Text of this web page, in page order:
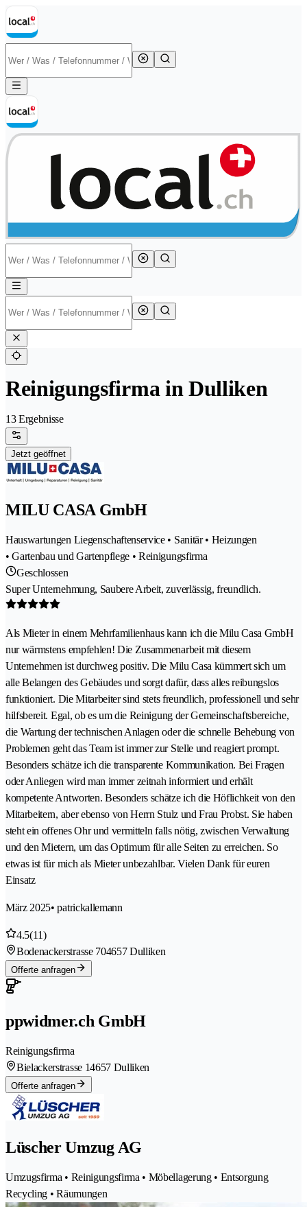
Reinigungsfirma in Dulliken
13 Ergebnisse
Jetzt geöffnet
MILU CASA GmbH
Hauswartungen Liegenschaftenservice • Sanitär • Heizungen
• Gartenbau und Gartenpflege • Reinigungsfirma
Geschlossen
Super Unternehmung, Saubere Arbeit, zuverlässig, freundlich.
Als Mieter in einem Mehrfamilienhaus kann ich die Milu Casa GmbH
nur wärmstens empfehlen! Die Zusammenarbeit mit diesem
Unternehmen ist durchweg positiv. Die Milu Casa kümmert sich um
alle Belangen des Gebäudes und sorgt dafür, dass alles reibungslos
funktioniert. Die Mitarbeiter sind stets freundlich, professionell und sehr
hilfsbereit. Egal, ob es um die Reinigung der Gemeinschaftsbereiche,
die Wartung der technischen Anlagen oder die schnelle Behebung von
Problemen geht das Team ist immer zur Stelle und reagiert prompt.
Besonders schätze ich die transparente Kommunikation. Bei Fragen
oder Anliegen wird man immer zeitnah informiert und erhält
kompetente Antworten. Besonders schätze ich die Höflichkeit von den
Mitarbeitern, aber ebenso von Herrn Stulz und Frau Probst. Sie haben
steht ein offenes Ohr und vermitteln falls nötig, zwischen Verwaltung
und den Mietern, um das Optimum für alle Seiten zu erreichen. So
etwas ist für mich als Mieter unbezahlbar. Vielen Dank für euren
Einsatz
März 2025• patrickallemann
4.5(11)
Bodenackerstrasse 704657 Dulliken
Offerte anfragen
ppwidmer.ch GmbH
Reinigungsfirma
Bielackerstrasse 14657 Dulliken
Offerte anfragen
Lüscher Umzug AG
Umzugsfirma • Reinigungsfirma • Möbellagerung • Entsorgung
Recycling • Räumungen